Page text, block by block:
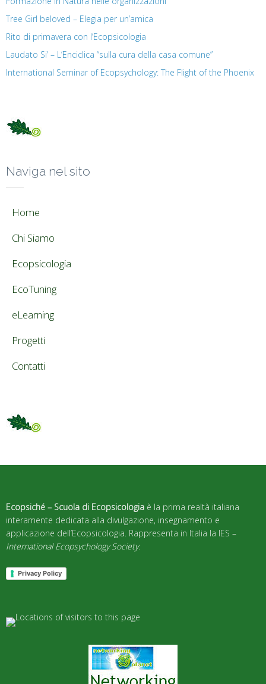
Tree Girl beloved – Elegia per un’amica
Rito di primavera con l’Ecopsicologia
Laudato Si’ – L’Enciclica “sulla cura della casa comune”
International Seminar of Ecopsychology: The Flight of the Phoenix
Naviga nel sito
Home
Chi Siamo
Ecopsicologia
EcoTuning
eLearning
Progetti
Contatti
Ecopsiché – Scuola di Ecopsicologia è la prima realtà italiana
interamente dedicata alla divulgazione, insegnamento e
applicazione dell’Ecopsicologia. Rappresenta in Italia la IES –
International Ecopsychology Society.
Privacy Policy